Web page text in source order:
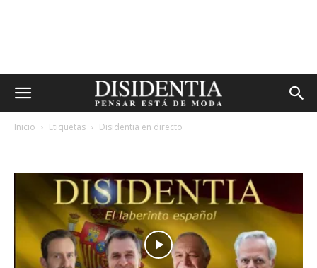
Inicio Etiquetas Disidentia en directo